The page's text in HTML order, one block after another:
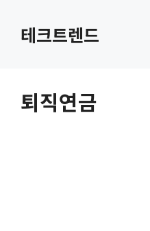
테크트렌드
퇴직연금